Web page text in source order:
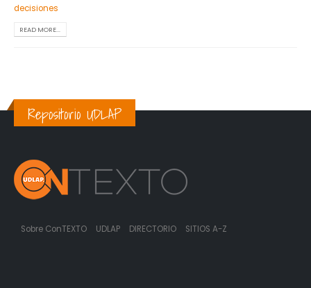
decisiones
READ MORE...
Repositorio UDLAP
Sobre ConTEXTO UDLAP DIRECTORIO SITIOS A-Z